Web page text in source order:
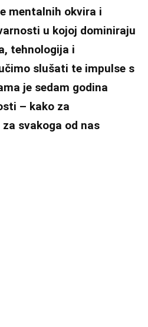
mentalnih okvira i
u kojoj dominiraju
tehnologija i
slušati te impulse s
je sedam godina
– kako za
svakoga od nas